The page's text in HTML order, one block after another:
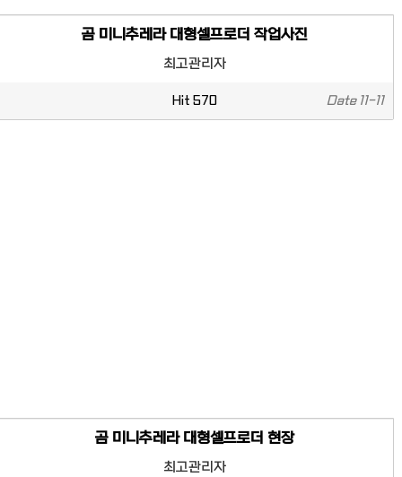
곰 미니추레라 대형셀프로더 작업사진
최고관리자
Hit 570 Date11-11
곰 미니추레라 대형셀프로더 현장
최고관리자